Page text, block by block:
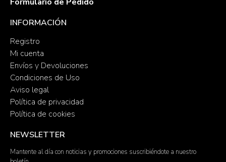
Formulario de Pedido
INFORMACIÓN
Registro
Mi cuenta
Envíos y Devoluciones
Condiciones de Uso
Aviso legal
Política de privacidad
Política de cookies
NEWSLETTER
Mantente al día con noticias y promociones suscribiéndote a nuestro